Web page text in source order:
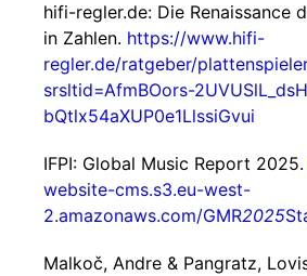
hifi-regler.de: Die Renaissance
in Zahlen. https://www.hifi-
regler.de/ratgeber/
srsltid=AfmBOors-
bQtlx54aXUP0e1LlssiGvui
IFPI: Global Music Report 2025.
website-cms.s3.eu-west-
2.amazonaws.com/GMR2025
Malkoč, Andre & Pangratz,